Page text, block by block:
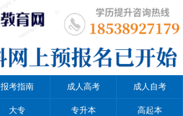
报考指南 成人高考 成人自考
大专 专升本 高起本